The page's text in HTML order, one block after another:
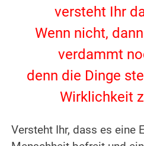
versteht Ihr
Wenn nicht,
verdammt
denn die Dinge
Wirklichkeit
Versteht Ihr, dass es eine